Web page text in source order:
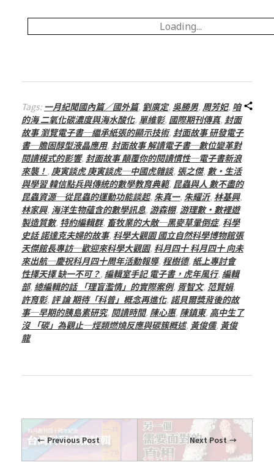
Loading...
Tags:一月紀聞國內篇／國外篇, 劉廣定, 吳勝男, 周芳妃, 咱
的海 二氧化碳濃度與海水酸化, 單維彰, 國際期刊傳真, 封面
故事 瀏覽電子書─繼承紙張的顯示技術, 封面故事 研發電子
書─膽固醇型液晶應用, 封面故事 解讀電子書─數位變革對
閱讀模式的影響, 封面故事 顛覆你的閱讀慣性─電子書新浪
來襲！ , 庚寅談虎 庚寅談虎─中國虎雜談, 張之傑, 數・生活
與學習 韓信點兵與傳統的數學教育典範, 昆蟲與人 數不盡的
昆蟲資源─從昆蟲的運動功能談起, 朱真一, 朱耀沂, 林基興,
林家興, 海洋生物蘊含的數學訊息, 游森棚, 游理數・數裡遊
製造質數, 特約編輯群, 畜牧業的大敵─黑麥草暈倒症, 科學
史話 諾達克夫婦的故事, 科學大觀園 國立自然科學博物館張
天傑館長專訪─歡迎來科學大觀園, 科月四十 科月四十 向未
來出航─慶祝科月四十周年活動報導, 程樹德, 紙上專討會
性擇天擇 缺一不可？, 編輯室手記 電子書，虎年風行, 編輯
部, 總編輯的話 「理盲濫情」的實際案例, 胥智文, 范賢娟,
許育彰, 評 論 期待「科普」概念再進化, 諾貝爾獎背後的故
事─早期的胰島素研究, 閱讀時間, 陳心惠, 陳鎮東, 高中生了
沒 「碳」為觀止─烴類燃燒反應與碳簇概述, 黃俊儒, 黃俊
龍
Previous Post Next Post